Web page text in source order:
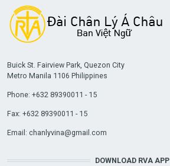
Buick St. Fairview Park, Quezon City
Metro Manila 1106 Philippines
Phone: +632 89390011 - 15
Fax: +632 89390011 - 15
Email: chanlyvina@gmail.com
DOWNLOAD RVA APP